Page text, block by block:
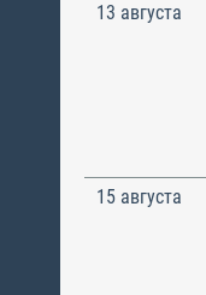
13 августа
15 августа